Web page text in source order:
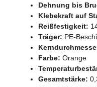
Dehnung bis
Klebekraft auf
Reißfestigkeit:
Träger: PE-
Farbe: Orange
Gesamtstärke: